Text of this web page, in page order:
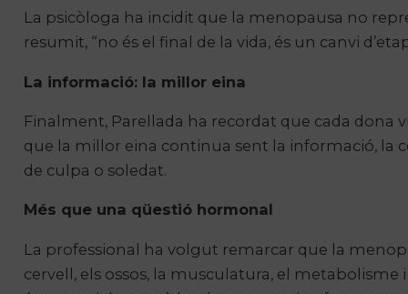
La psicòloga ha incidit que la menopausa no
resumit, “no és el final de la vida, és un canvi
La informació: la millor eina
Finalment, Parellada ha recordat que cada dona
que la millor eina continua sent la informació, la
de culpa o soledat.
Més que una qüestió hormonal
La professional ha volgut remarcar que la
cervell, els ossos, la musculatura, el